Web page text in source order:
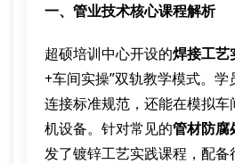
一、管业技术核心课程解析
超硕培训中心开设的焊接工艺
+车间实操”双轨教学模式。
连接标准规范，还能在模拟
机设备。针对常见的管材防腐
发了镀锌工艺实践课程，配